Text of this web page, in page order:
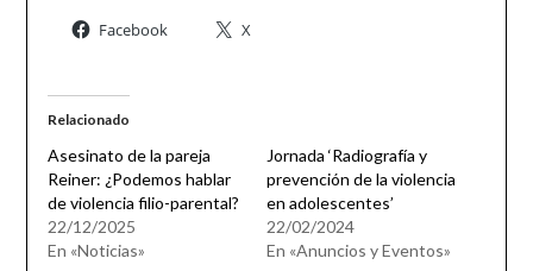
Facebook X
Relacionado
Asesinato de la pareja
Reiner: ¿Podemos hablar
de violencia filio-parental?
22/12/2025
En «Noticias»
Jornada ‘Radiografía y
prevención de la violencia
en adolescentes’
22/02/2024
En «Anuncios y Eventos»